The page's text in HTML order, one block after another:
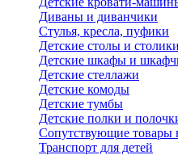
Диваны и диванчики
Стулья, кресла, пуфики
Детские столы и столики
Детские шкафы и
Детские стеллажи
Детские комоды
Детские тумбы
Детские полки и
Сопутствующие товары
Транспорт для детей